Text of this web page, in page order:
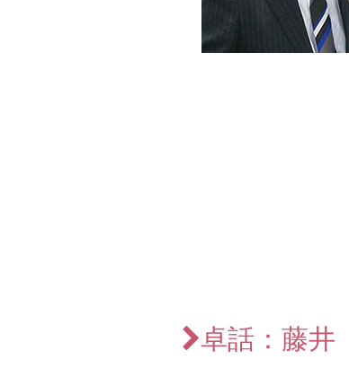
卓話：藤井